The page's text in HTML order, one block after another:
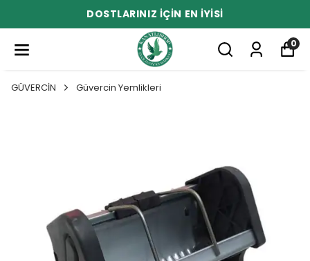
DOSTLARINIZ İÇİN EN İYİSİ
0
GÜVERCİN Güvercin Yemlikleri